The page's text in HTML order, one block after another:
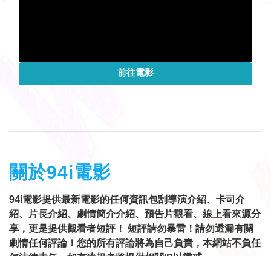
前往電影
關於94i電影
94i電影提供最新電影的任何資訊包刮導演介紹、卡司介
紹、片長介紹、劇情簡介介紹、預告片觀看、線上看來源分
享，更是提供觀看者短評！ 短評請勿暴雷！請勿透漏有關
劇情任何評論！您的所有評論將為自己負責，本網站不負任